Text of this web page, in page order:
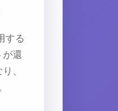
する
が還
、